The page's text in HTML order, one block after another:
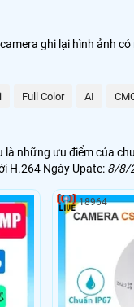
ghi lại hình ảnh
Full Color AI
những ưu điểm của
H.264 Ngày Upate: 8/8/
18964